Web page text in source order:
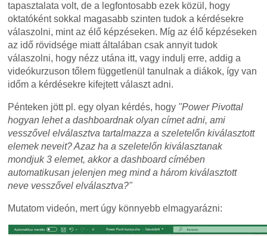
tapasztalata volt, de a legfontosabb ezek közül, hogy
oktatóként sokkal magasabb szinten tudok a kérdésekre
válaszolni, mint az élő képzéseken. Míg az élő képzéseken
az idő rövidsége miatt általában csak annyit tudok
válaszolni, hogy nézz utána itt, vagy indulj erre, addig a
videókurzuson tőlem függetlenül tanulnak a diákok, így van
időm a kérdésekre kifejtett választ adni.
Pénteken jött pl. egy olyan kérdés, hogy "Power Pivottal
hogyan lehet a dashboardnak olyan címet adni, ami
vesszővel elválasztva tartalmazza a szeletelőn kiválasztott
elemek neveit? Azaz ha a szeletelőn kiválasztanak
mondjuk 3 elemet, akkor a dashboard címében
automatikusan jelenjen meg mind a három kiválasztott
neve vesszővel elválasztva?"
Mutatom videón, mert úgy könnyebb elmagyarázni: